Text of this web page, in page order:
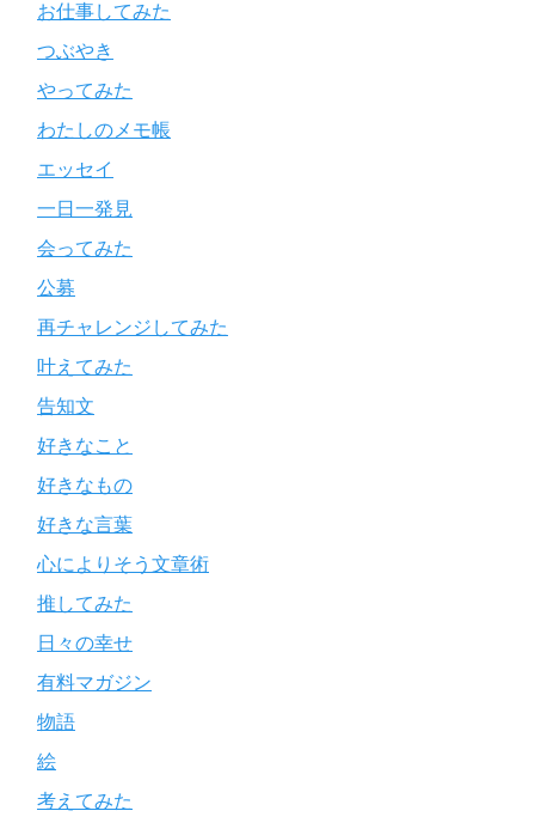
お仕事してみた
つぶやき
やってみた
わたしのメモ帳
エッセイ
一日一発見
会ってみた
公募
再チャレンジしてみた
叶えてみた
告知文
好きなこと
好きなもの
好きな言葉
心によりそう文章術
推してみた
日々の幸せ
有料マガジン
物語
絵
考えてみた